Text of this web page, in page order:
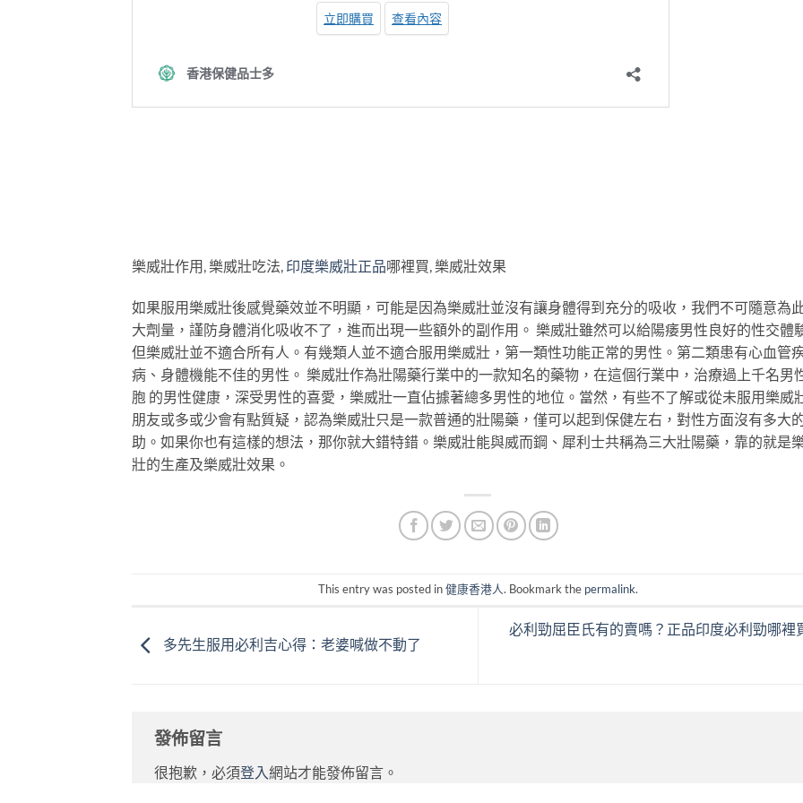
樂威壯作用, 樂威壯吃法, 印度樂威壯正品哪裡買, 樂威壯效果
如果服用樂威壯後感覺藥效並不明顯，可能是因為樂威壯並沒有讓身體得到充分的吸收，我們不可隨意為
大劑量，謹防身體消化吸收不了，進而出現一些額外的副作用。 樂威壯雖然可以給陽痿男性良好的性交體
但樂威壯並不適合所有人。有幾類人並不適合服用樂威壯，第一類性功能正常的男性。第二類患有心血管
病、身體機能不佳的男性。 樂威壯作為壯陽藥行業中的一款知名的藥物，在這個行業中，治療過上千名男
胞 的男性健康，深受男性的喜愛，樂威壯一直佔據著總多男性的地位。當然，有些不了解或從未服用樂威
朋友或多或少會有點質疑，認為樂威壯只是一款普通的壯陽藥，僅可以起到保健左右，對性方面沒有多大
助。如果你也有這樣的想法，那你就大錯特錯。樂威壯能與威而鋼、犀利士共稱為三大壯陽藥，靠的就是
壯的生產及樂威壯效果。
This entry was posted in健康香港人. Bookmark the permalink.
多先生服用必利吉心得：老婆喊做不動了
必利勁屈臣氏有的賣嗎？正品印度必利勁哪裡
發佈留言
很抱歉，必須登入網站才能發佈留言。